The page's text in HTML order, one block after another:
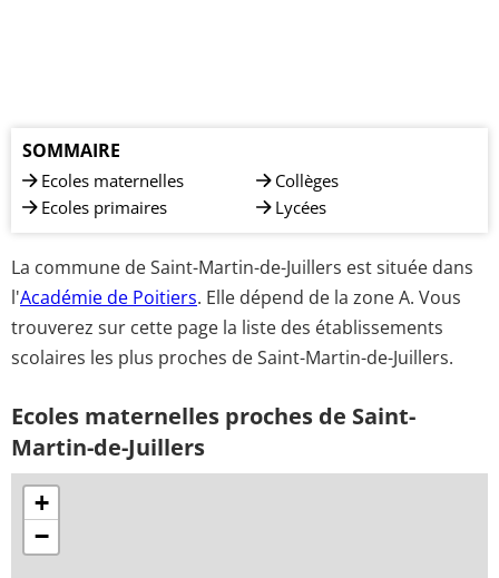
SOMMAIRE
Ecoles maternelles
Ecoles primaires
Collèges
Lycées
La commune de Saint-Martin-de-Juillers est située dans
l'Académie de Poitiers. Elle dépend de la zone A. Vous
trouverez sur cette page la liste des établissements
scolaires les plus proches de Saint-Martin-de-Juillers.
Ecoles maternelles proches de Saint-
Martin-de-Juillers
+
−